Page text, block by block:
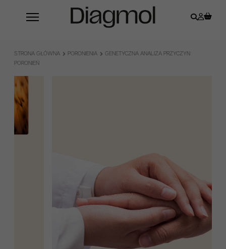
STRONA GŁÓWNA PORONIENIA
GENETYCZNA ANALIZA PRZYCZYN
PORONIEŃ